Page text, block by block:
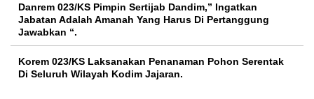
Danrem 023/KS Pimpin Sertijab Dandim,” Ingatkan
Jabatan Adalah Amanah Yang Harus Di Pertanggung
Jawabkan “.
Korem 023/KS Laksanakan Penanaman Pohon Serentak
Di Seluruh Wilayah Kodim Jajaran.